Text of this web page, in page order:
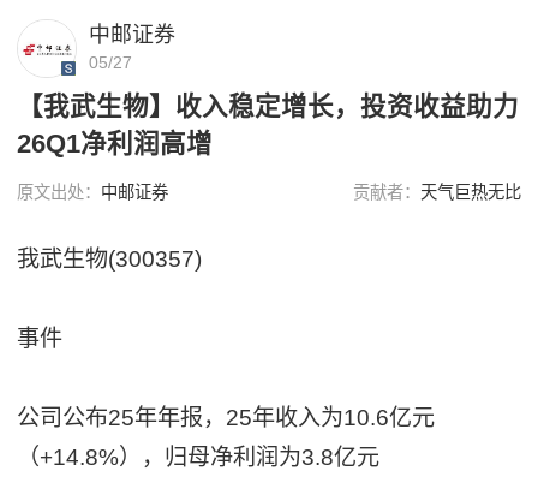
中邮证券
05/27
【我武生物】收入稳定增长，投资收益助力
26Q1净利润高增
原文出处： 中邮证券 贡献者： 天气巨热无比
我武生物(300357)
事件
公司公布25年年报，25年收入为10.6亿元
（+14.8%），归母净利润为3.8亿元